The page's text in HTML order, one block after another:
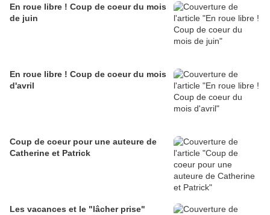
En roue libre ! Coup de coeur du mois
de juin
En roue libre ! Coup de coeur du mois
d'avril
Coup de coeur pour une auteure de
Catherine et Patrick
Les vacances et le "lâcher prise"